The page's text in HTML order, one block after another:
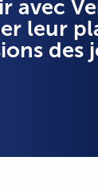
avec
leur
des